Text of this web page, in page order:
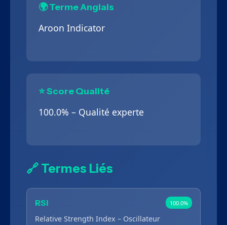
🌍 Terme Anglais
Aroon Indicator
⭐ Score Qualité
100.0% – Qualité experte
🔗 Termes Liés
RSI 100.0%
Relative Strength Index – Oscillateur